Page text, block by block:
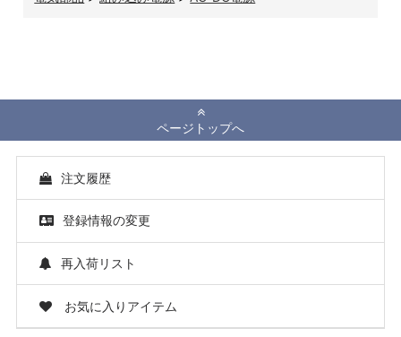
ページトップへ
注文履歴
登録情報の変更
再入荷リスト
お気に入りアイテム